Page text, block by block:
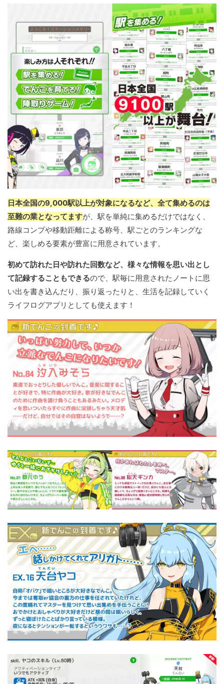
日本全国の9,000駅以上が対象になるなど、全て集めるのは
至難の業となってますが、駅を単純に集めるだけではなく、
路線コンプや移動距離による称号、駅ごとのランキングな
ど、楽しめる要素が豊富に用意されています。
初めて訪れた日や訪れた回数など、様々な情報を思い出とし
て記録することもできるので、駅毎に用意されたノートに思
い出を書き込んだり、振り返ったりと、生活を記録していく
ライフログアプリとしても使えます！